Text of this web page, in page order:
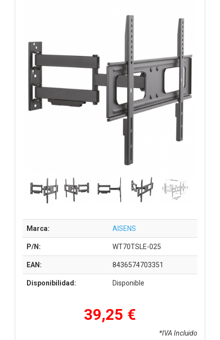
Marca: AISENS
P/N: WT70TSLE-025
EAN: 8436574703351
Disponibilidad: Disponible
39,25 €
*IVA Incluido